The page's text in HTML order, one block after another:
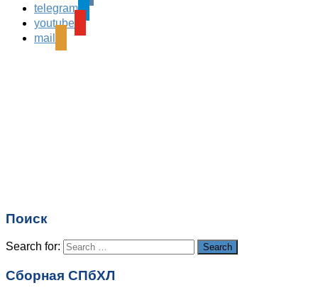
telegram
youtube
mail
Поиск
Search for: Search
Сборная СПбХЛ